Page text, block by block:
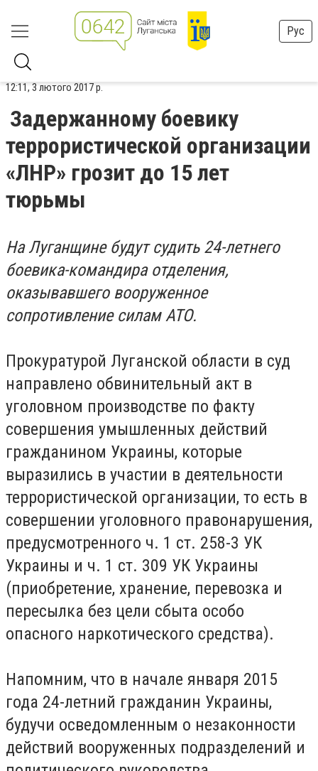
Рус
12:11, 3 лютого 2017 р.
Задержанному боевику
террористической организации
«ЛНР» грозит до 15 лет
тюрьмы
На Луганщине будут судить 24-летнего
боевика-командира отделения,
оказывавшего вооруженное
сопротивление силам АТО.
Прокуратурой Луганской области в суд
направлено обвинительный акт в
уголовном производстве по факту
совершения умышленных действий
гражданином Украины, которые
выразились в участии в деятельности
террористической организации, то есть в
совершении уголовного правонарушения,
предусмотренного ч. 1 ст. 258-3 УК
Украины и ч. 1 ст. 309 УК Украины
(приобретение, хранение, перевозка и
пересылка без цели сбыта особо
опасного наркотического средства).
Напомним, что в начале января 2015
года 24-летний гражданин Украины,
будучи осведомленным о незаконности
действий вооруженных подразделений и